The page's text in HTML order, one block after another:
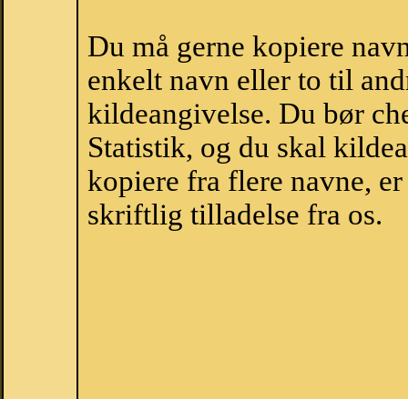
Du må gerne kopiere
enkelt navn eller to til
kildeangivelse. Du bør
Statistik, og du skal
kopiere fra flere navne,
skriftlig tilladelse fra os.